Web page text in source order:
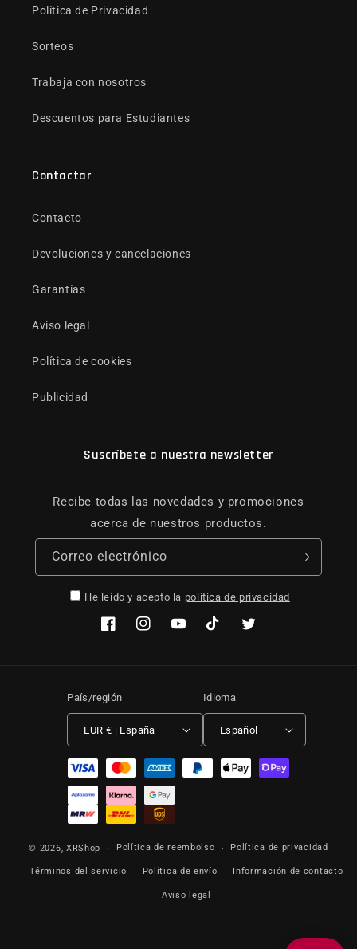
Política de Privacidad
Sorteos
Trabaja con nosotros
Descuentos para Estudiantes
Contactar
Contacto
Devoluciones y cancelaciones
Garantías
Aviso legal
Política de cookies
Publicidad
Suscríbete a nuestra newsletter
Recibe todas las novedades y promociones
acerca de nuestros productos.
Correo electrónico
He leído y acepto la política de privacidad
FacebookInstagramYouTubeTikTok Twitter
País/región
EUR € | España
Idioma
Español
Formas de pago
© 2026, XRShop Política de reembolso Política de privacidad
Términos del servicio Política de envío Información de contacto
Aviso legal